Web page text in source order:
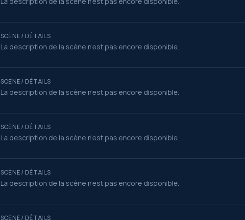
SCÈNE / DÉTAILS
La description de la scène n’est pas encore disponible.
SCÈNE / DÉTAILS
La description de la scène n’est pas encore disponible.
SCÈNE / DÉTAILS
La description de la scène n’est pas encore disponible.
SCÈNE / DÉTAILS
La description de la scène n’est pas encore disponible.
SCÈNE / DÉTAILS